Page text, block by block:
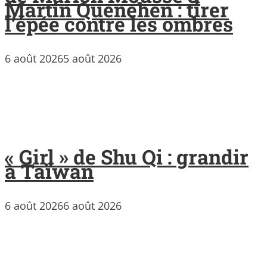
Martin Quenehen : tirer
l’épée contre les ombres
6 août 20265 août 2026
« Girl » de Shu Qi : grandir
à Taïwan
6 août 20266 août 2026